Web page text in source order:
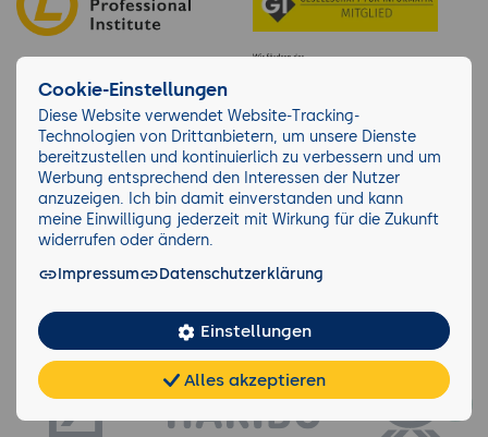
Über 10.280 Unternehmen lernen bei der
Teilen FAQ Cookies
Cookie-Einstellungen
Diese Website verwendet Website-Tracking-
Technologien von Drittanbietern, um unsere Dienste
bereitzustellen und kontinuierlich zu verbessern und um
Werbung entsprechend den Interessen der Nutzer
anzuzeigen. Ich bin damit einverstanden und kann
meine Einwilligung jederzeit mit Wirkung für die Zukunft
widerrufen oder ändern.
Impressum
Datenschutzerklärung
Einstellungen
Alles akzeptieren